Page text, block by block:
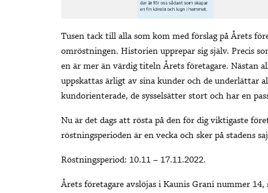
Tusen tack till alla som kom med förslag på Årets
omröstningen. Historien upprepar sig själv. Precis
en är mer än värdig titeln Årets företagare. Nästan
uppskattas ärligt av sina kunder och de underlättar
kundorienterade, de sysselsätter stort och har en
Nu är det dags att rösta på den för dig viktigaste
röstningsperioden är en vecka och sker på stadens
Röstningsperiod: 10.11 – 17.11.2022.
Årets företagare avslöjas i Kaunis Grani nummer